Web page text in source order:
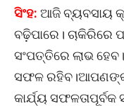
ସିଂହ: ଆଜି ବ୍ୟବସାୟ
ବଢ଼ିପାରେ। ଚାକିରିରେ
ସଂପତ୍ତିରେ ଲାଭ
ସଫଳ
କାର୍ଯ୍ୟ ସଫଳତାପୂର୍ବକ